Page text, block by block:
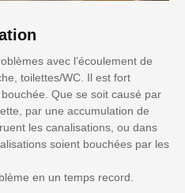
avec l’écoulement de
toilettes/WC. Il est fort
Que se soit causé par
par une accumulation de
les canalisations, ou dans
soient bouchées par les
en un temps record.